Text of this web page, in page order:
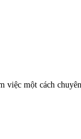
một cách